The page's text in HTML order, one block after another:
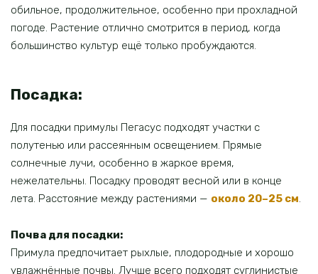
обильное, продолжительное, особенно при прохладной
погоде. Растение отлично смотрится в период, когда
большинство культур ещё только пробуждаются.
Посадка:
Для посадки примулы Пегасус подходят участки с
полутенью или рассеянным освещением. Прямые
солнечные лучи, особенно в жаркое время,
нежелательны. Посадку проводят весной или в конце
лета. Расстояние между растениями — около 20–25 см.
Почва для посадки:
Примула предпочитает рыхлые, плодородные и хорошо
увлажнённые почвы. Лучше всего подходят суглинистые